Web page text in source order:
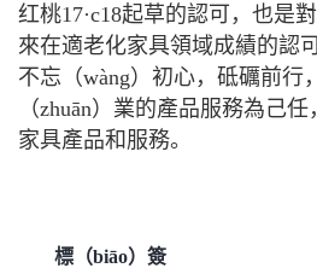
红桃17·c18起草的認可，也是
來在適老化家具領域成績的認
不忘（wàng）初心，砥礪前行
（zhuān）業的產品服務為己
家具產品和服務。
標（biāo）簽